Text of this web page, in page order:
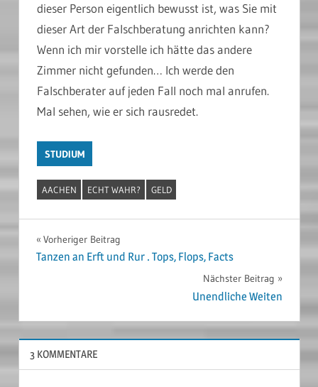
dieser Person eigentlich bewusst ist, was Sie mit
dieser Art der Falschberatung anrichten kann?
Wenn ich mir vorstelle ich hätte das andere
Zimmer nicht gefunden… Ich werde den
Falschberater auf jeden Fall noch mal anrufen.
Mal sehen, wie er sich rausredet.
STUDIUM
AACHEN ECHT WAHR? GELD
Beitragsnavigation
Vorheriger Beitrag
Tanzen an Erft und Rur . Tops, Flops, Facts
Nächster Beitrag
Unendliche Weiten
3 KOMMENTARE